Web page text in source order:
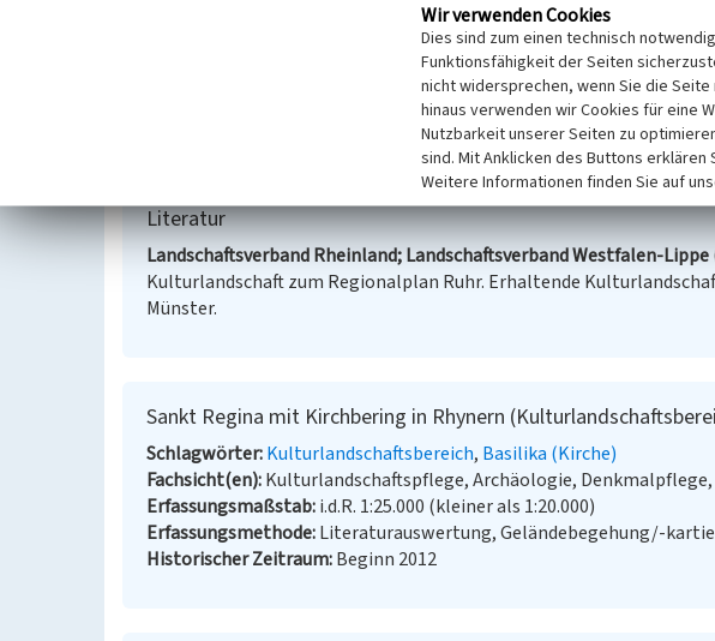
Aus: Landschaftsverband Rheinland / Landschaftsverband Westfalen-
Fachbeitrag Kulturlandschaft zum Regionalplan Ruhr(Abgerufen:
Literatur
Landschaftsverband Rheinland; Landschaftsverband Westfalen-Lippe
Kulturlandschaft zum Regionalplan Ruhr. Erhaltende
Münster.
Sankt Regina mit Kirchbering in Rhynern
Schlagwörter Kulturlandschaftsbereich Basilika (Kirche)
Fachsicht(en) Kulturlandschaftspflege, Archäologie,
Erfassungsmaßstab i.d.R. 1:25.000 (kleiner als 1:20.000)
Erfassungsmethode Literaturauswertung, Geländebegehung/-
Historischer Zeitraum Beginn 2012
Wir verwenden Cookies
Dies sind zum einen technisch
Funktionsfähigkeit der Seiten
nicht widersprechen, wenn Sie die
hinaus verwenden wir Cookies für eine
Nutzbarkeit unserer Seiten zu
sind. Mit Anklicken des Buttons erklären
Weitere Informationen finden Sie auf